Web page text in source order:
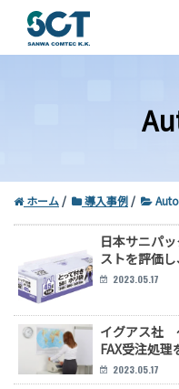
コーポレートサイト
ホーム 導入事例
日本サニパ
ストを評価
2023.05.17
イグアス社
FAX受注処理
2023.05.17